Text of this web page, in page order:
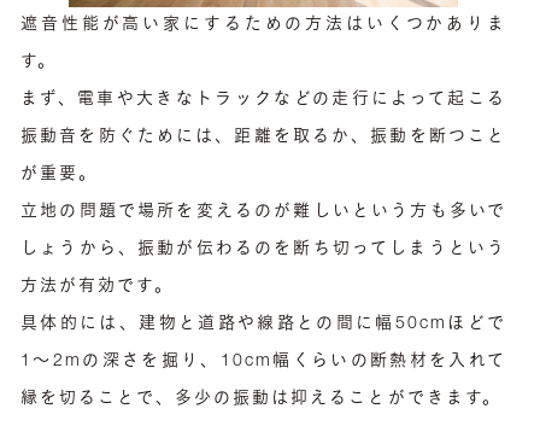
遮音性能が高い家にするための方法はいくつかありま
す。
まず、電車や大きなトラックなどの走行によって起こる
振動音を防ぐためには、距離を取るか、振動を断つこと
が重要。
立地の問題で場所を変えるのが難しいという方も多いで
しょうから、振動が伝わるのを断ち切ってしまうという
方法が有効です。
具体的には、建物と道路や線路との間に幅50cmほどで
1～2mの深さを掘り、10cm幅くらいの断熱材を入れて
縁を切ることで、多少の振動は抑えることができます。